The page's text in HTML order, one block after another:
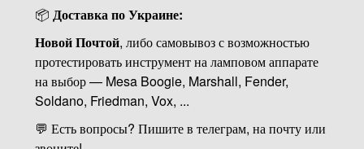
📦 Доставка по Украине:
Новой Почтой, либо самовывоз с возможностью
протестировать инструмент на ламповом аппарате
на выбор — Mesa Boogie, Marshall, Fender,
Soldano, Friedman, Vox, ...
💬 Есть вопросы? Пишите в телеграм, на почту или